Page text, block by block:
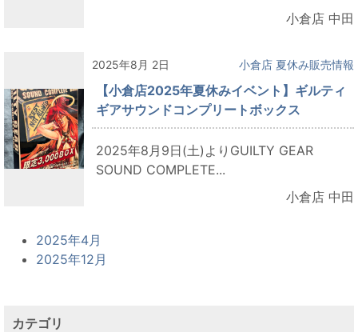
小倉店 中田
2025年8月 2日 小倉店 夏休み販売情報
【小倉店2025年夏休みイベント】ギルティ
ギアサウンドコンプリートボックス
2025年8月9日(土)よりGUILTY GEAR
SOUND COMPLETE...
小倉店 中田
2025年4月
2025年12月
カテゴリ